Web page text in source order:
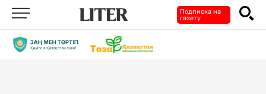
Подписка на
газету